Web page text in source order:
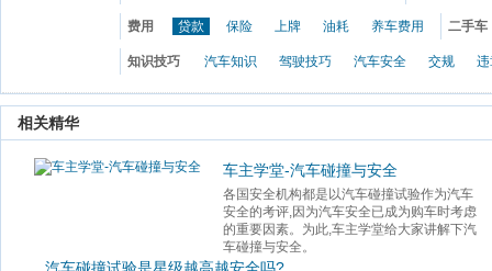
费用 贷款 保险 上牌 油耗 养车费用 二手车
知识技巧 汽车知识 驾驶技巧 汽车安全 交规 违
相关精华
车主学堂-汽车碰撞与安全
各国安全机构都是以汽车碰撞试验作为汽车
安全的考评,因为汽车安全已成为购车时考虑
的重要因素。为此,车主学堂给大家讲解下汽
车碰撞与安全。